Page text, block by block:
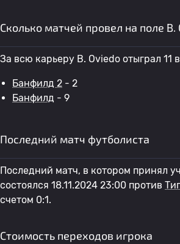
Сколько матчей провел на поле B.
За всю карьеру B. Oviedo отыграл 11
Банфилд 2 - 2
Банфилд - 9
Последний матч футболиста
Последний матч, в котором принял
состоялся 18.11.2024 23:00 против
счетом 0:1.
Стоимость переходов игрока